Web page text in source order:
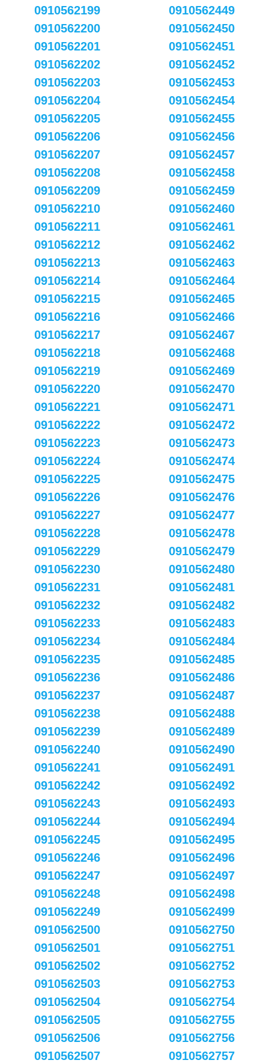
0910562199
0910562200
0910562201
0910562202
0910562203
0910562204
0910562205
0910562206
0910562207
0910562208
0910562209
0910562210
0910562211
0910562212
0910562213
0910562214
0910562215
0910562216
0910562217
0910562218
0910562219
0910562220
0910562221
0910562222
0910562223
0910562224
0910562225
0910562226
0910562227
0910562228
0910562229
0910562230
0910562231
0910562232
0910562233
0910562234
0910562235
0910562236
0910562237
0910562238
0910562239
0910562240
0910562241
0910562242
0910562243
0910562244
0910562245
0910562246
0910562247
0910562248
0910562249
0910562449
0910562450
0910562451
0910562452
0910562453
0910562454
0910562455
0910562456
0910562457
0910562458
0910562459
0910562460
0910562461
0910562462
0910562463
0910562464
0910562465
0910562466
0910562467
0910562468
0910562469
0910562470
0910562471
0910562472
0910562473
0910562474
0910562475
0910562476
0910562477
0910562478
0910562479
0910562480
0910562481
0910562482
0910562483
0910562484
0910562485
0910562486
0910562487
0910562488
0910562489
0910562490
0910562491
0910562492
0910562493
0910562494
0910562495
0910562496
0910562497
0910562498
0910562499
0910562500
0910562501
0910562502
0910562503
0910562504
0910562505
0910562506
0910562507
0910562750
0910562751
0910562752
0910562753
0910562754
0910562755
0910562756
0910562757